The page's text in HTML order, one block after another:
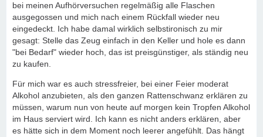
bei meinen Aufhörversuchen regelmäßig alle Flaschen
ausgegossen und mich nach einem Rückfall wieder neu
eingedeckt. Ich habe damal wirklich selbstironisch zu mir
gesagt: Stelle das Zeug einfach in den Keller und hole es dann
"bei Bedarf" wieder hoch, das ist preisgünstiger, als ständig neu
zu kaufen.
Für mich war es auch stressfreier, bei einer Feier moderat
Alkohol anzubieten, als den ganzen Rattenschwanz erklären zu
müssen, warum nun von heute auf morgen kein Tropfen Alkohol
im Haus serviert wird. Ich kann es nicht anders erklären, aber
es hätte sich in dem Moment noch leerer angefühlt. Das hängt